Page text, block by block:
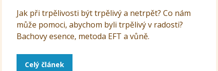
Jak při trpělivosti být trpělivý a netrpět? Co nám
může pomoci, abychom byli trpělivý v radosti?
Bachovy esence, metoda EFT a vůně.
Celý článek